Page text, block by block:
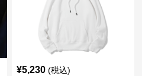
¥5,230 (税込)